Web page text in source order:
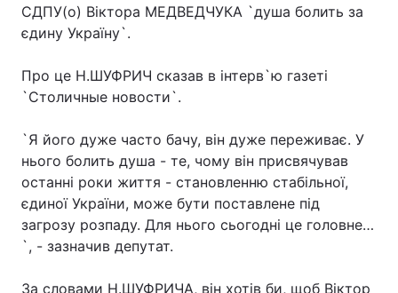
СДПУ(о) Віктора МЕДВЕДЧУКА `душа болить за
єдину Україну`.
Про це Н.ШУФРИЧ сказав в інтерв`ю газеті
`Столичные новости`.
`Я його дуже часто бачу, він дуже переживає. У
нього болить душа - те, чому він присвячував
останні роки життя - становленню стабільної,
єдиної України, може бути поставлене під
загрозу розпаду. Для нього сьогодні це головне…
`, - зазначив депутат.
За словами Н.ШУФРИЧА, він хотів би, щоб Віктор